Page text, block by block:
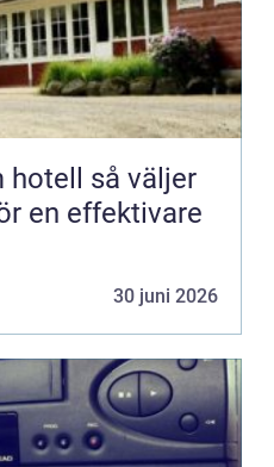
väljer
en effektivare
30 juni 2026